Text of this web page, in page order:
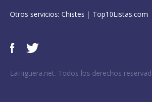
Otros servicios: Chistes | Top10Listas.com
LaHiguera.net. Todos los derechos